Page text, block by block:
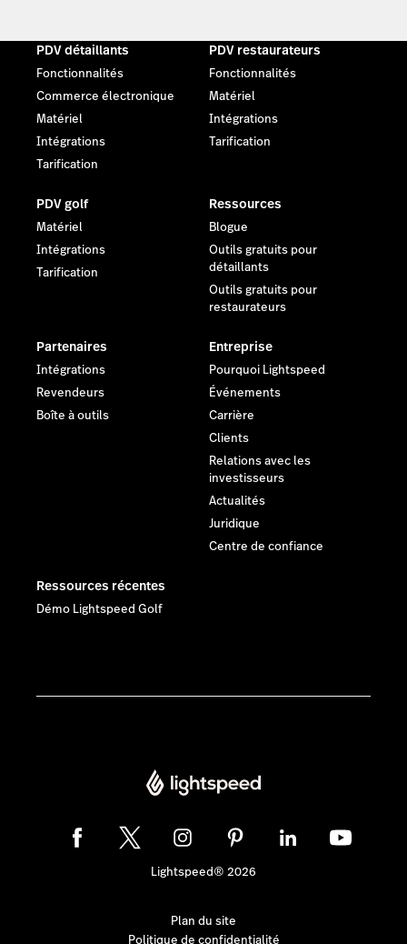
PDV détaillants
Fonctionnalités
Commerce électronique
Matériel
Intégrations
Tarification
PDV restaurateurs
Fonctionnalités
Matériel
Intégrations
Tarification
PDV golf
Matériel
Intégrations
Tarification
Ressources
Blogue
Outils gratuits pour
détaillants
Outils gratuits pour
restaurateurs
Partenaires
Intégrations
Revendeurs
Boîte à outils
Entreprise
Pourquoi Lightspeed
Événements
Carrière
Clients
Relations avec les
investisseurs
Actualités
Juridique
Centre de confiance
Ressources récentes
Démo Lightspeed Golf
Lightspeed® 2026
Plan du site
Politique de confidentialité